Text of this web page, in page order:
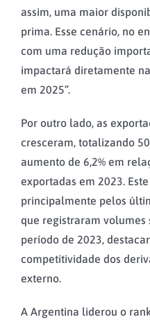
assim, uma maior
prima. Esse cenário, no
com uma redução
impactará diretamente
em 2025”.
Por outro lado, as
cresceram, totalizando
aumento de 6,2% em
exportadas em 2023.
principalmente pelos
que registraram volumes
período de 2023,
competitividade dos
externo.
A Argentina liderou o